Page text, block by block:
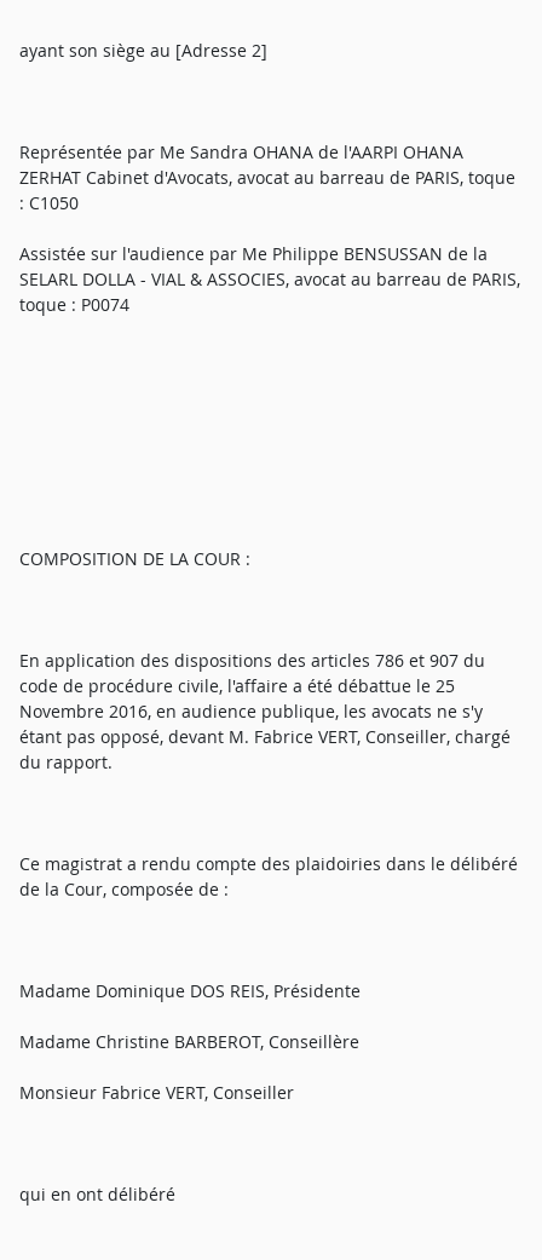
ayant son siège au [Adresse 2]
Représentée par Me Sandra OHANA de l'AARPI OHANA
ZERHAT Cabinet d'Avocats, avocat au barreau de PARIS, toque
: C1050
Assistée sur l'audience par Me Philippe BENSUSSAN de la
SELARL DOLLA - VIAL & ASSOCIES, avocat au barreau de PARIS,
toque : P0074
COMPOSITION DE LA COUR :
En application des dispositions des articles 786 et 907 du
code de procédure civile, l'affaire a été débattue le 25
Novembre 2016, en audience publique, les avocats ne s'y
étant pas opposé, devant M. Fabrice VERT, Conseiller, chargé
du rapport.
Ce magistrat a rendu compte des plaidoiries dans le délibéré
de la Cour, composée de :
Madame Dominique DOS REIS, Présidente
Madame Christine BARBEROT, Conseillère
Monsieur Fabrice VERT, Conseiller
qui en ont délibéré